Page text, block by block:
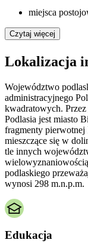
miejsca
Czytaj więcej
Lokalizacja
Województwo
administracyjnego
kwadratowych. Przez
Podlasia jest miasto
fragmenty pierwotnej
mieszczące się w
tle innych
podlaskiego
wynosi 298 m.n.p.m.
Edukacja